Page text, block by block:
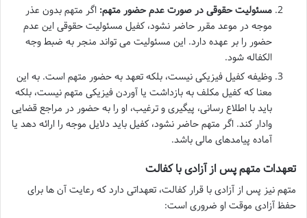
مسئولیت حقوقی در صورت عدم حضور متهم: اگر متهم بدون عذر
موجه در موعد مقرر حاضر نشود، کفیل مسئولیت حقوقی این عدم
حضور را بر عهده دارد. این مسئولیت می تواند منجر به ضبط وجه
الکفاله شود.
وظیفه کفیل فیزیکی نیست، بلکه تعهد به حضور متهم است. به این
معنا که کفیل مکلف به بازداشت یا آوردن فیزیکی متهم نیست، بلکه
باید با اطلاع رسانی، پیگیری و ترغیب، او را به حضور در مراجع قضایی
وادار کند. اگر متهم حاضر نشود، کفیل باید دلایل موجه را ارائه دهد یا
آماده پیامدهای مالی باشد.
تعهدات متهم پس از آزادی با کفالت
متهم نیز پس از آزادی با قرار کفالت، تعهداتی دارد که رعایت آن ها برای
حفظ آزادی موقت او ضروری است: